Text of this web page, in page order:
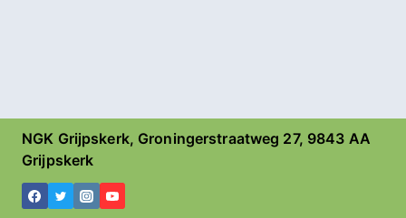
NGK Grijpskerk, Groningerstraatweg 27, 9843 AA
Grijpskerk